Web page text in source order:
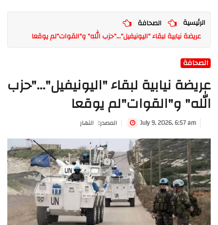
الرئيسية
الصحافة
عريضة نيابية لبقاء "اليونيفيل"..."حزب الله" و"القوات"لم يوقعا
الصحافة
عريضة نيابية لبقاء "اليونيفيل"..."حزب
الله" و"القوات"لم يوقعا
النهار :المصدر July 9, 2026, 6:57 am